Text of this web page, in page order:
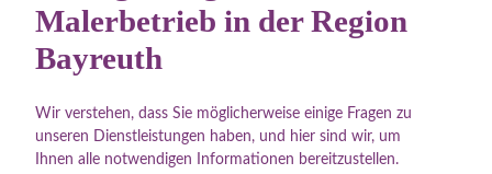
Malerbetrieb in der Region
Bayreuth
Wir verstehen, dass Sie möglicherweise einige Fragen zu
unseren Dienstleistungen haben, und hier sind wir, um
Ihnen alle notwendigen Informationen bereitzustellen.